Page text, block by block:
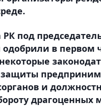
под
в первом
и
драгоценных